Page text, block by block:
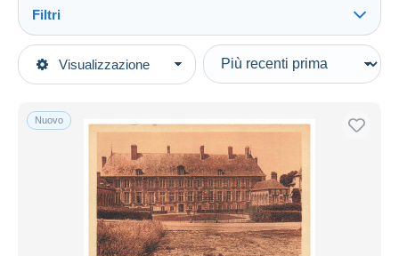
Visualizzazione
Categorie principali
Europa
[78] Yvelines
Montfort l'Amaury
Filtri
Tipo di vendita
In corso
Asta con offerte
Aste senza offerte
Casa d'aste
Nuovo